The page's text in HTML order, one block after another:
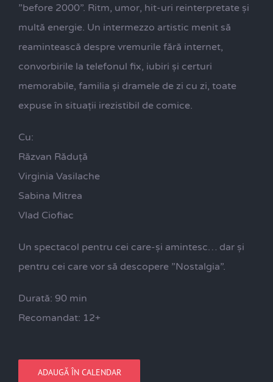
”before 2000”. Ritm, umor, hit-uri reinterpretate și
multă energie. Un intermezzo artistic menit să
reamintească despre vremurile fără internet,
convorbirile la telefonul fix, iubiri și certuri
memorabile, familia și dramele de zi cu zi, toate
expuse în situații irezistibil de comice.
Cu:
Răzvan Răduță
Virginia Vasilache
Sabina Mitrea
Vlad Ciofiac
Un spectacol pentru cei care-și amintesc… dar și
pentru cei care vor să descopere ”Nostalgia”.
Durată: 90 min
Recomandat: 12+
ADAUGĂ ÎN CALENDAR